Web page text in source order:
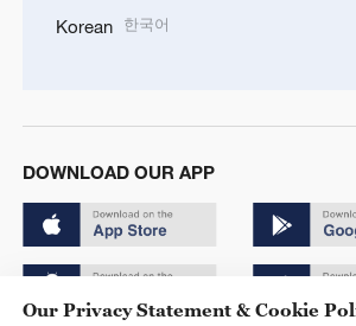
Korean 한국어
DOWNLOAD OUR APP
Our Privacy Statement & Cookie